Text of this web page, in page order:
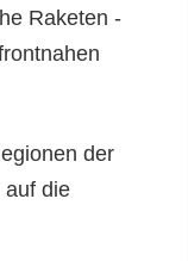
Raketen -
der
auf die